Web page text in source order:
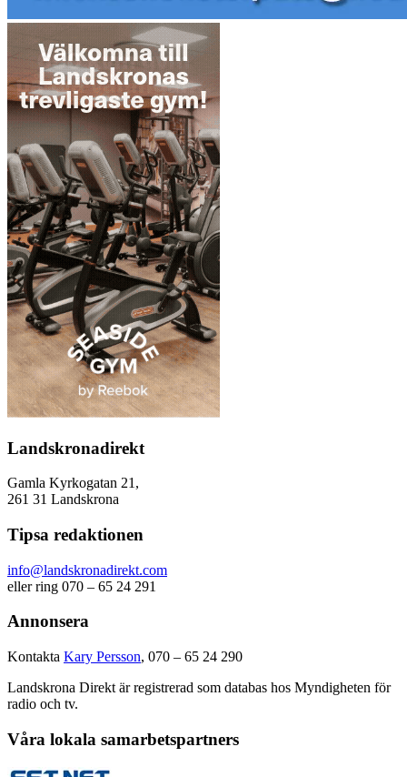
Landskronadirekt
Gamla Kyrkogatan 21,
261 31 Landskrona
Tipsa redaktionen
info@landskronadirekt.com
eller ring 070 – 65 24 291
Annonsera
Kontakta Kary Persson, 070 – 65 24 290
Landskrona Direkt är registrerad som databas hos Myndigheten för
radio och tv.
Våra lokala samarbetspartners